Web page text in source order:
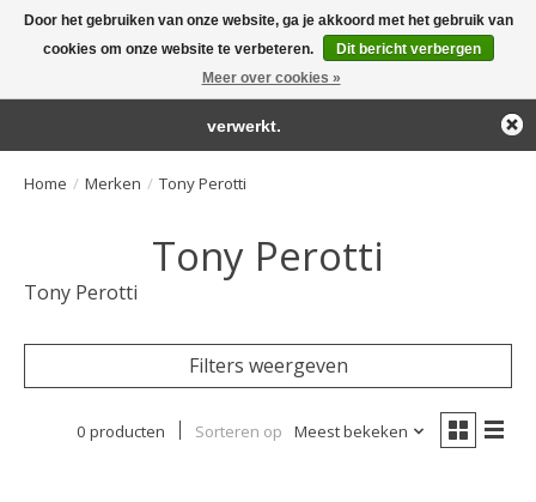
Large selection of products and fast shipping!
Home / Merken / Tony Perotti
Tony Perotti
Tony Perotti
Filters weergeven
0 producten Sorteren op Meest bekeken
Door het gebruiken van onze website, ga je akkoord met het gebruik van
cookies om onze website te verbeteren.
Dit bericht verbergen
Meer over cookies »
← Keer terug naar de backofficeDeze winkel is in aanbouw.
Eventueel geplaatste orders zullen niet worden gehonoreerd of
verwerkt.